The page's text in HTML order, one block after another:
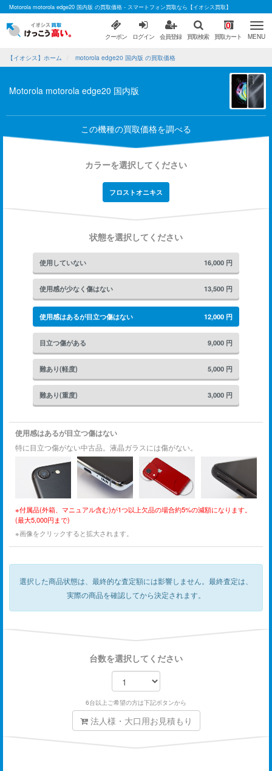
Motorola motorola edge20 国内版 の買取価格 - スマートフォン買取なら【イオシス買取】
クーポン ログイン 会員登録 買取検索
0
買取カート MENU
【イオシス】ホーム motorola edge20 国内版 の買取価格
Motorola motorola edge20 国内版
この機種の買取価格を調べる
カラーを選択してください
フロストオニキス
状態を選択してください
使用していない 16,000 円
使用感が少なく傷はない 13,500 円
使用感はあるが目立つ傷はない 12,000 円
目立つ傷がある 9,000 円
難あり(軽度) 5,000 円
難あり(重度) 3,000 円
使用感はあるが目立つ傷はない
特に目立つ傷がない中古品。液晶ガラスには傷がない。
※付属品(外箱、マニュアル含む)が1つ以上欠品の場合約5%の減額になります。
(最大5,000円まで)
※画像をクリックすると拡大されます。
選択した商品状態は、最終的な査定額には影響しません。 最終査定は、
実際の商品を確認してから決定されます。
台数を選択してください
6台以上ご希望の方は下記ボタンから
法人様・大口用お見積もり